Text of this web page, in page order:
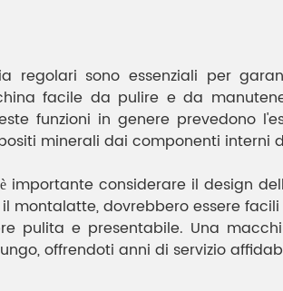
regolari sono essenziali per
facile da pulire e da
funzioni in genere prevedono
minerali dai componenti interni
importante considerare il design
montalatte, dovrebbero essere
pulita e presentabile. Una
offrendoti anni di servizio